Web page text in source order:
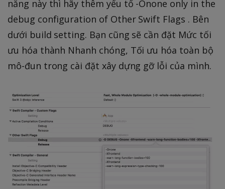
năng này thì hãy thêm yếu tố -Onone only in the
debug configuration of Other Swift Flags . Bên
dưới build setting. Bạn cũng sẽ cần đặt Mức tối
ưu hóa thành Nhanh chóng, Tối ưu hóa toàn bộ
mô-đun trong cài đặt xây dựng gỡ lỗi của mình.